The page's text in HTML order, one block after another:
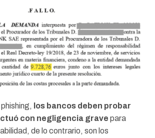
los bancos deben probar
con negligencia grave para
de lo contrario, son los